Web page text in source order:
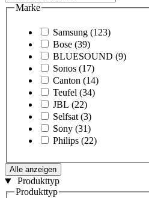
Marke
Samsung (123)
Bose (39)
BLUESOUND (9)
Sonos (17)
Canton (14)
Teufel (34)
JBL (22)
Selfsat (3)
Sony (31)
Philips (22)
Alle anzeigen
Produkttyp
Produkttyp